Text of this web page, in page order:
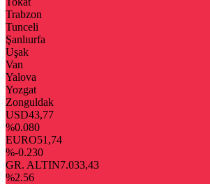
Trabzon
Tunceli
Şanlıurfa
Uşak
Van
Yalova
Yozgat
Zonguldak
USD43,77
%0.080
EURO51,74
%-0.230
GR. ALTIN7.033,43
%2.56